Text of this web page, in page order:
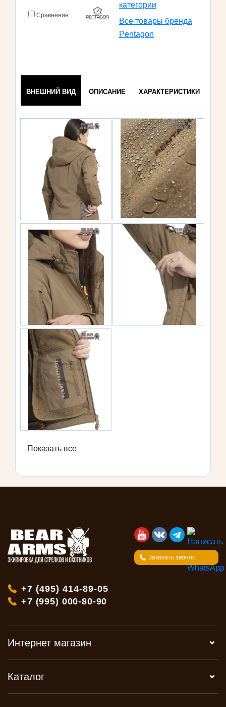
Сравнение
категории
Все товары бренда
Pentagon
ВНЕШНИЙ ВИД ОПИСАНИЕ ХАРАКТЕРИСТИКИ
Показать все
Заказать звонок
+7 (495) 414-89-05
+7 (995) 000-80-90
Интернет магазин
Каталог